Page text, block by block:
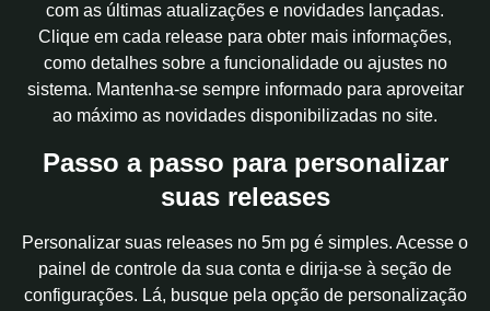
com as últimas atualizações e novidades lançadas.
Clique em cada release para obter mais informações,
como detalhes sobre a funcionalidade ou ajustes no
sistema. Mantenha-se sempre informado para aproveitar
ao máximo as novidades disponibilizadas no site.
Passo a passo para personalizar
suas releases
Personalizar suas releases no 5m pg é simples. Acesse o
painel de controle da sua conta e dirija-se à seção de
configurações. Lá, busque pela opção de personalização